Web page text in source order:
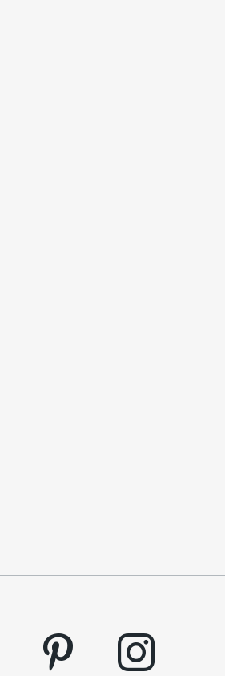
pinterest instagram